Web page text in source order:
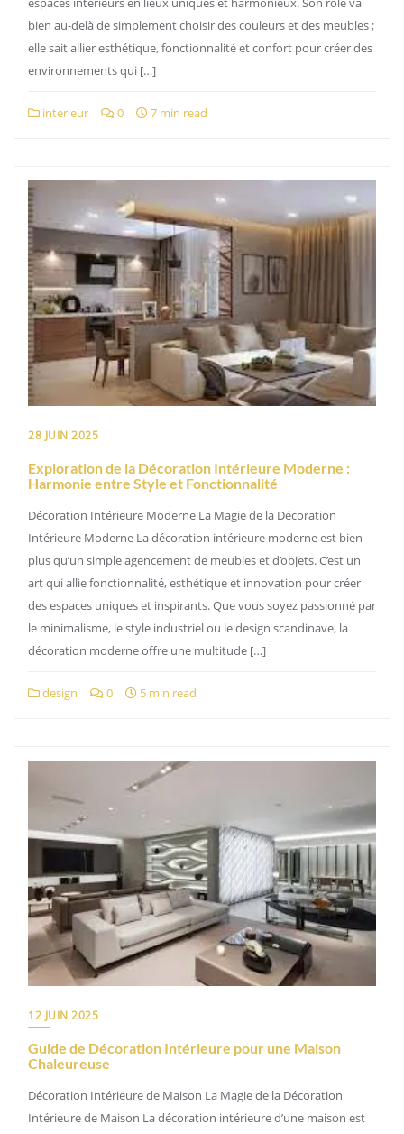
bien au-delà de simplement choisir des couleurs et des meubles ;
elle sait allier esthétique, fonctionnalité et confort pour créer des
environnements qui […]
interieur 0 7 min read
28 JUIN 2025
Exploration de la Décoration Intérieure Moderne :
Harmonie entre Style et Fonctionnalité
Décoration Intérieure Moderne La Magie de la Décoration
Intérieure Moderne La décoration intérieure moderne est bien
plus qu’un simple agencement de meubles et d’objets. C’est un
art qui allie fonctionnalité, esthétique et innovation pour créer
des espaces uniques et inspirants. Que vous soyez passionné par
le minimalisme, le style industriel ou le design scandinave, la
décoration moderne offre une multitude […]
design 0 5 min read
12 JUIN 2025
Guide de Décoration Intérieure pour une Maison
Chaleureuse
Décoration Intérieure de Maison La Magie de la Décoration
Intérieure de Maison La décoration intérieure d’une maison est